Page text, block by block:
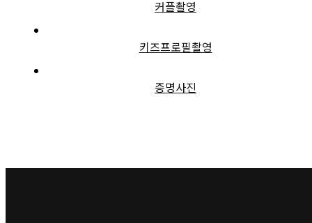
커플촬영
키즈프로필촬영
증명사진